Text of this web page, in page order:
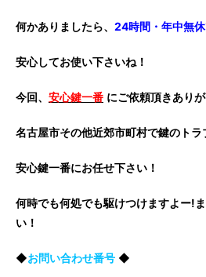
何かありましたら、 24時間・年中無休
安心してお使い下さいね！
今回、 安心鍵一番 にご依頼頂きあり
名古屋市その他近郊市町村で鍵のトラ
安心鍵一番にお任せ下さい！
何時でも何処でも駆けつけますよー!
い！
◆お問い合わせ番号 ◆